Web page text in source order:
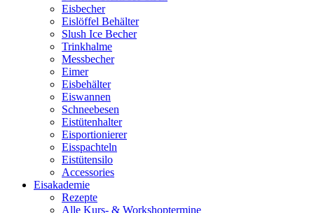
Eisbecher
Eislöffel Behälter
Slush Ice Becher
Trinkhalme
Messbecher
Eimer
Eisbehälter
Eiswannen
Schneebesen
Eistütenhalter
Eisportionierer
Eisspachteln
Eistütensilo
Accessories
Eisakademie
Rezepte
Alle Kurs- & Workshoptermine